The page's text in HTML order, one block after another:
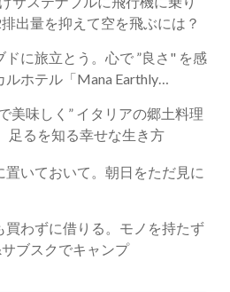
出量を抑えて空を飛ぶには？
ドに旅立とう。心で ”良さ" を感
ルホテル「Mana Earthly
美味しく” イタリアの郷土料理
足るを知る幸せな生き方
置いておいて。朝日をただ見に
買わずに借りる。モノを持たず
ブスクでキャンプ